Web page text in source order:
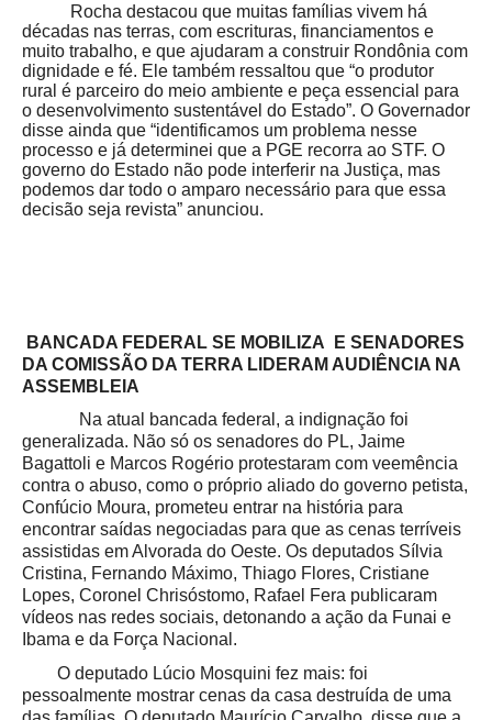
Rocha destacou que muitas famílias vivem há
décadas nas terras, com escrituras, financiamentos e
muito trabalho, e que ajudaram a construir Rondônia com
dignidade e fé. Ele também ressaltou que “o produtor
rural é parceiro do meio ambiente e peça essencial para
o desenvolvimento sustentável do Estado”. O Governador
disse ainda que “identificamos um problema nesse
processo e já determinei que a PGE recorra ao STF. O
governo do Estado não pode interferir na Justiça, mas
podemos dar todo o amparo necessário para que essa
decisão seja revista” anunciou.
BANCADA FEDERAL SE MOBILIZA E SENADORES
DA COMISSÃO DA TERRA LIDERAM AUDIÊNCIA NA
ASSEMBLEIA
Na atual bancada federal, a indignação foi
generalizada. Não só os senadores do PL, Jaime
Bagattoli e Marcos Rogério protestaram com veemência
contra o abuso, como o próprio aliado do governo petista,
Confúcio Moura, prometeu entrar na história para
encontrar saídas negociadas para que as cenas terríveis
assistidas em Alvorada do Oeste. Os deputados Sílvia
Cristina, Fernando Máximo, Thiago Flores, Cristiane
Lopes, Coronel Chrisóstomo, Rafael Fera publicaram
vídeos nas redes sociais, detonando a ação da Funai e
Ibama e da Força Nacional.
O deputado Lúcio Mosquini fez mais: foi
pessoalmente mostrar cenas da casa destruída de uma